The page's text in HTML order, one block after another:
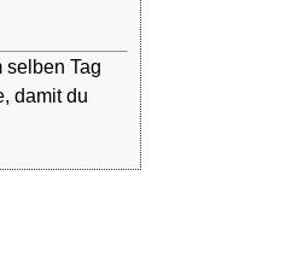
selben Tag
damit du